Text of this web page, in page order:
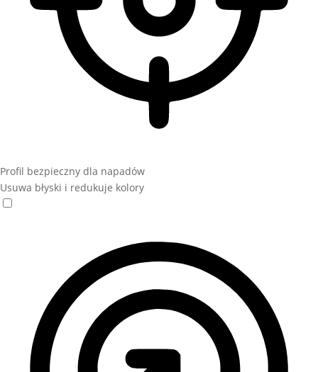
Profil bezpieczny dla napadów
Usuwa błyski i redukuje kolory